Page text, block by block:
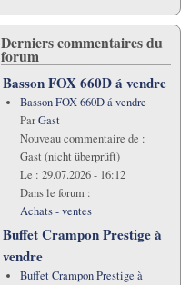
Derniers commentaires du
forum
Basson FOX 660D á vendre
Basson FOX 660D á vendre
ParGast
Nouveau commentaire de :
Gast (nicht überprüft)
Le : 29.07.2026 - 16:12
Dans le forum :
Achats - ventes
Buffet Crampon Prestige à
vendre
Buffet Crampon Prestige à